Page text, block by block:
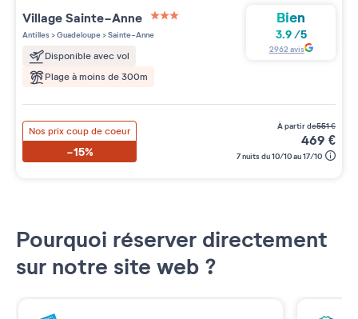
VillageSainte-Anne
3 étoiles sur 5
Antilles>Guadeloupe>Sainte-Anne
Disponible avec vol
Plage à moins de 300m
Bien
3.9/5
2962 avis
Nos prix coup de coeur
-15%
à partir de551€
469 €
7 nuits du 10/10 au 17/10
Pourquoi réserver directement
sur notre site web ?